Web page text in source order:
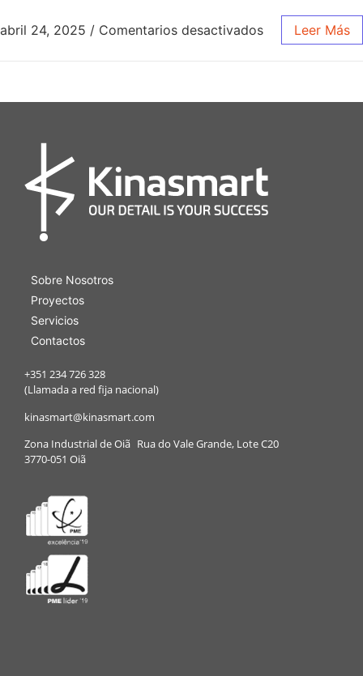
abril 24, 2025 / Comentarios desactivados Leer Más
Sobre Nosotros
Proyectos
Servicios
Contactos
+351 234 726 328
(Llamada a red fija nacional)
kinasmart@kinasmart.com
Zona Industrial de Oiã Rua do Vale Grande, Lote C20
3770-051 Oiã